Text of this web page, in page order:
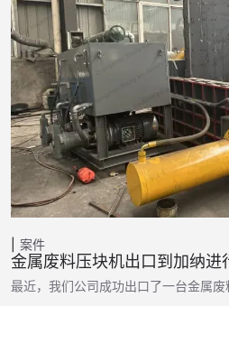
案件
金属废料压块机出口到加纳进
最近，我们公司成功出口了一台金属